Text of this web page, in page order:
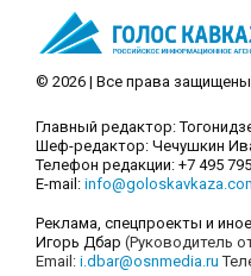
© 2026 | Все права защищены
Главный редактор:
Шеф-редактор: Чечушкин
Телефон редакции: +7 495
E-mail:
Реклама, спецпроекты и
Игорь Дбар (Руководитель
Email: i.dbar@osnmedia.ru